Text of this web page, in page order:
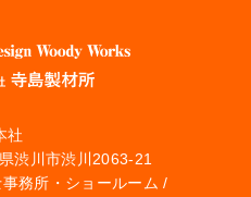
社
渋川市渋川2063-21
務所・ショールーム /